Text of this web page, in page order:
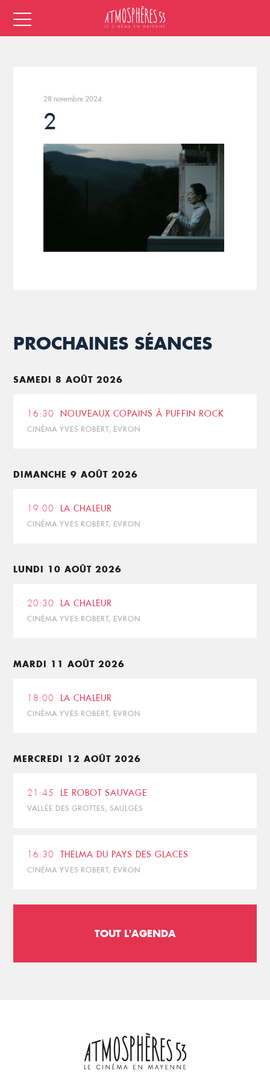
28 novembre 2024
2
PROCHAINES SÉANCES
SAMEDI 8 AOÛT 2026
16:30 NOUVEAUX COPAINS À PUFFIN ROCK
CINÉMA YVES ROBERT, EVRON
DIMANCHE 9 AOÛT 2026
19:00 LA CHALEUR
CINÉMA YVES ROBERT, EVRON
LUNDI 10 AOÛT 2026
20:30 LA CHALEUR
CINÉMA YVES ROBERT, EVRON
MARDI 11 AOÛT 2026
18:00 LA CHALEUR
CINÉMA YVES ROBERT, EVRON
MERCREDI 12 AOÛT 2026
21:45 LE ROBOT SAUVAGE
VALLÉE DES GROTTES, SAULGES
16:30 THELMA DU PAYS DES GLACES
CINÉMA YVES ROBERT, EVRON
TOUT L'AGENDA